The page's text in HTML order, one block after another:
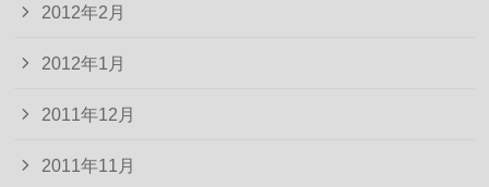
2012年2月
2012年1月
2011年12月
2011年11月